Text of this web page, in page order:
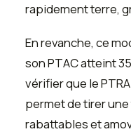
rapidement terre,
En revanche, ce
son PTAC atteint
vérifier que le
permet de tirer
rabattables et